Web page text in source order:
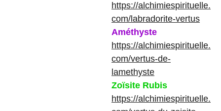
https://alchimiespirituelle.
com/labradorite-vertus
Améthyste
https://alchimiespirituelle.
com/vertus-de-
lamethyste
Zoïsite Rubis
https://alchimiespirituelle.